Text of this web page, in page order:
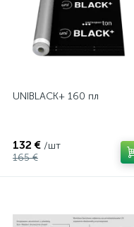
UNIBLACK+ 160 пл
132 € /шт
165 €